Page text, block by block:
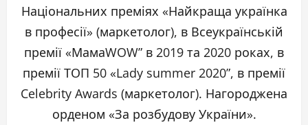
Національних преміях «Найкраща українка
в професії» (маркетолог), в Всеукраїнській
премії «МамаWOW” в 2019 та 2020 роках, в
премії ТОП 50 «Lady summer 2020”, в премії
Celebrity Awards (маркетолог). Нагороджена
орденом «За розбудову України».